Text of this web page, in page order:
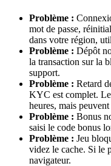
Problème :
mot de passe,
dans votre région,
Problème : Dépôt
la transaction sur la
support.
Problème : Retard
KYC est complet.
heures, mais
Problème : Bonus
saisi le code bonus
Problème : Jeu
videz le cache. Si le
navigateur.